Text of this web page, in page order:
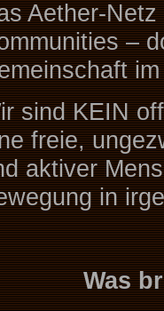
Aether-
–
sind KEIN
freie,
aktiver
in
Was